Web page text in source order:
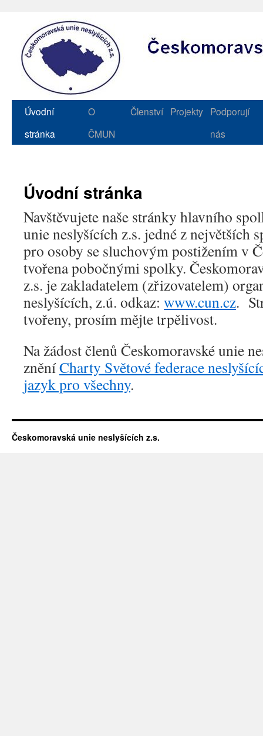
obsahu
webu
Úvodní
stránka
O
ČMUN
Členství Projekty Podporují
nás
Úvodní stránka
Navštěvujete naše stránky hlavního
unie neslyšících z.s. jedné z největších
pro osoby se sluchovým postižením v
tvořena pobočnými spolky.
z.s. je zakladatelem (zřizovatelem)
neslyšících, z.ú. odkaz: www.cun.cz.
tvořeny, prosím mějte trpělivost.
Na žádost členů Českomoravské unie
zněníCharty Světové federace
jazyk pro všechny.
Českomoravská unie neslyšících z.s.